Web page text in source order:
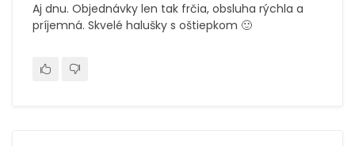
Aj dnu. Objednávky len tak frčia, obsluha rýchla a
príjemná. Skvelé halušky s oštiepkom 🙂